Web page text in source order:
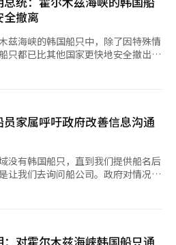
全撤离
兹海峡的韩国船只中，除了因特殊情
只都已比其他国家更快地安全撤出海
务会议暨紧急经济检查会议上提
艘船只成功撤离。 李总统称：“这
一致的国民，以及海洋水产部、外交
务员的辛勤努力。” 然而，他也指
：“即使实现停战，全球经济完全
” 李总统强调：“从中长期来看，
。”并要求：“以内阁为中心，进一
续推进能源和原材料供应链的多元化
智能（AI）系统翻译与编辑。
员家属呼吁政府改善信息沟通
没有韩国船只，直到我们提供船名后
让我们去询问船公司。政府对情况的
政府未能向处于不安中的家属提供任
地区紧张局势的
：对霍尔木兹海峡韩国船只通